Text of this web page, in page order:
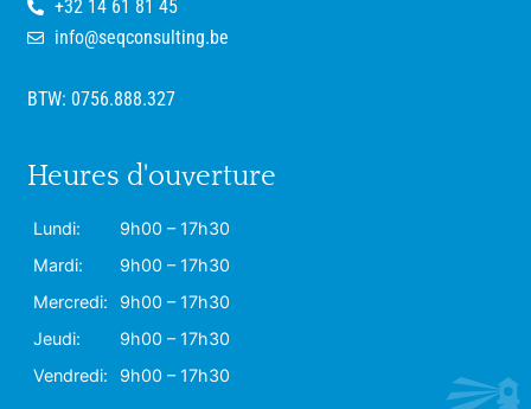
+32 14 61 81 45
info@seqconsulting.be
BTW: 0756.888.327
Heures d'ouverture
Lundi:
9h00 – 17h30
Mardi:
9h00 – 17h30
Mercredi:
9h00 – 17h30
Jeudi:
9h00 – 17h30
Vendredi:
9h00 – 17h30